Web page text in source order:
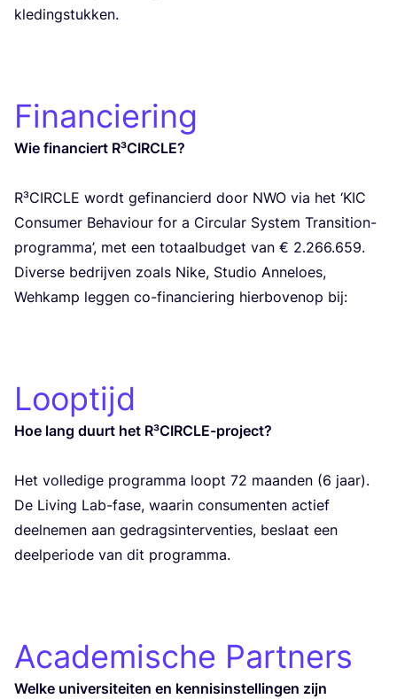
kledingstukken.
Financiering
Wie finan­ciert R³CIRCLE?
R³CIR­CLE wordt gefi­nan­cierd door NWO via het ‘KIC
Con­su­mer Beha­vi­our for a Cir­cu­lar Sys­tem Tran­si­ti­on-
pro­gram­ma’, met een totaal­bud­get van € 2.266.659.
Diver­se bedrij­ven zoals Nike, Stu­dio Anneloes,
Wehkamp leg­gen co-finan­cie­ring hier­bo­ven­op bij:
Looptijd
Hoe lang duurt het R³CIRCLE-project?
Het vol­le­di­ge pro­gram­ma loopt 72 maan­den (6 jaar).
De Living Lab-fase, waar­in con­su­men­ten actief
deel­ne­men aan gedrags­in­ter­ven­ties, beslaat een
deel­pe­ri­o­de van dit programma.
Academische Partners
Wel­ke uni­ver­si­tei­ten en ken­nis­in­stel­lin­gen zijn